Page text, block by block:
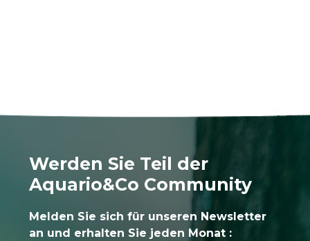
Werden Sie Teil der
Aquario&Co Community
Melden Sie sich für unseren Newsletter
an und erhalten Sie jeden Monat :